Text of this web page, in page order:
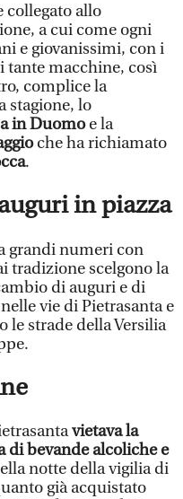
collegato allo
a cui come ogni
e giovanissimi, con i
tante macchine, così
complice la
stagione, lo
in Duomoe la
che ha richiamato
.
in piazza
grandi numeri con
tradizione scelgono la
di auguri e di
vie di Pietrasanta e
le strade della Versilia
vietava la
di bevande alcoliche e
notte della vigilia di
già acquistato